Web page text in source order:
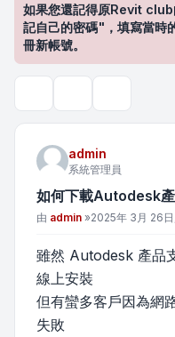
如果您還記得原Revit
記自己的密碼"，填寫當時
冊新帳號。
admin
系統管理員
如何下載Autodesk
文章
由 admin »2025年 3月 26
雖然 Autodesk 產品
線上安裝
但有蠻多客戶因為網
失敗